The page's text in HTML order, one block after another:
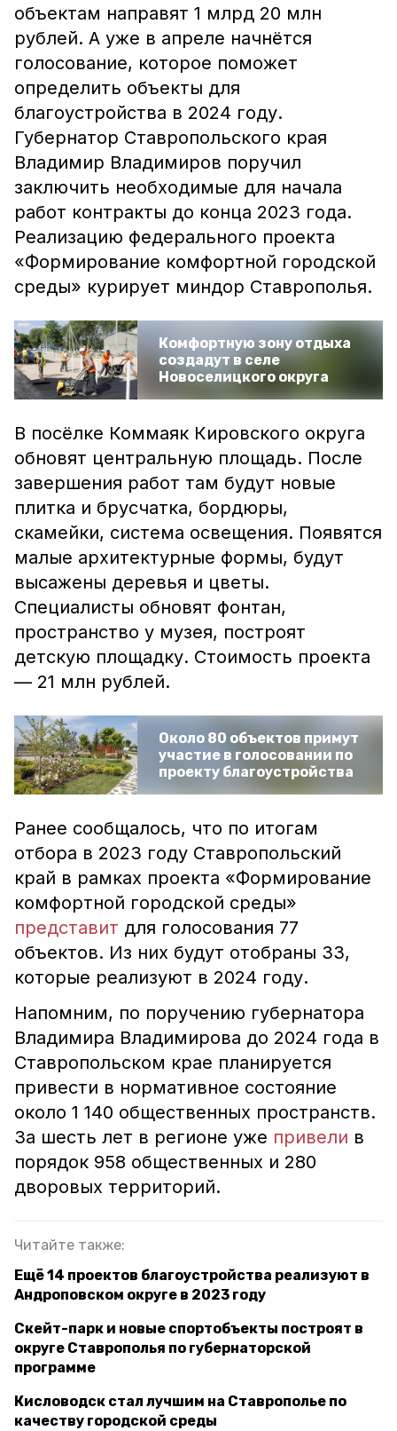
объектам направят 1 млрд 20 млн
рублей. А уже в апреле начнётся
голосование, которое поможет
определить объекты для
благоустройства в 2024 году.
Губернатор Ставропольского края
Владимир Владимиров поручил
заключить необходимые для начала
работ контракты до конца 2023 года.
Реализацию федерального проекта
«Формирование комфортной городской
среды» курирует миндор Ставрополья.
Комфортную зону отдыха
создадут в селе
Новоселицкого округа
В посёлке Коммаяк Кировского округа
обновят центральную площадь. После
завершения работ там будут новые
плитка и брусчатка, бордюры,
скамейки, система освещения. Появятся
малые архитектурные формы, будут
высажены деревья и цветы.
Специалисты обновят фонтан,
пространство у музея, построят
детскую площадку. Стоимость проекта
— 21 млн рублей.
Около 80 объектов примут
участие в голосовании по
проекту благоустройства
Ранее сообщалось, что по итогам
отбора в 2023 году Ставропольский
край в рамках проекта «Формирование
комфортной городской среды»
представит для голосования 77
объектов. Из них будут отобраны 33,
которые реализуют в 2024 году.
Напомним, по поручению губернатора
Владимира Владимирова до 2024 года в
Ставропольском крае планируется
привести в нормативное состояние
около 1 140 общественных пространств.
За шесть лет в регионе уже привели в
порядок 958 общественных и 280
дворовых территорий.
Читайте также:
Ещё 14 проектов благоустройства реализуют в
Андроповском округе в 2023 году
Скейт-парк и новые спортобъекты построят в
округе Ставрополья по губернаторской
программе
Кисловодск стал лучшим на Ставрополье по
качеству городской среды